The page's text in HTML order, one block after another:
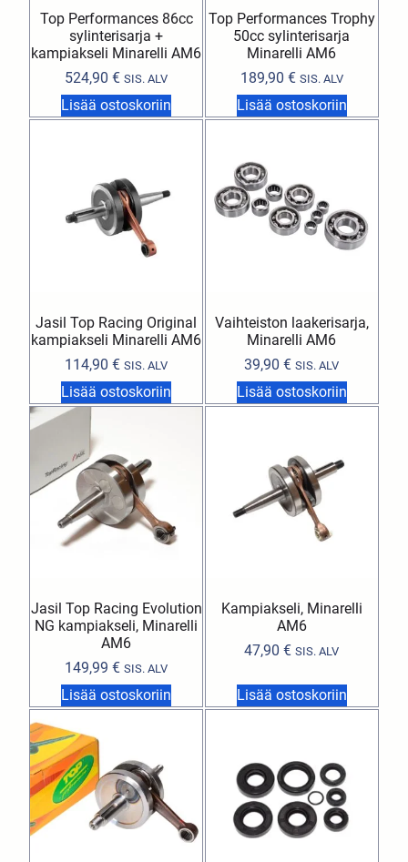
Top Performances 86cc
sylinterisarja +
kampiakseli Minarelli AM6
524,90€ SIS. ALV
Lisää ostoskoriin
Top Performances Trophy
50cc sylinterisarja
Minarelli AM6
189,90 € SIS. ALV
Lisää ostoskoriin
Jasil Top Racing Original
kampiakseli Minarelli AM6
114,90€ SIS. ALV
Lisää ostoskoriin
Vaihteiston laakerisarja,
Minarelli AM6
39,90€ SIS. ALV
Lisää ostoskoriin
Jasil Top Racing Evolution
NG kampiakseli, Minarelli
AM6
149,99€ SIS. ALV
Lisää ostoskoriin
Kampiakseli, Minarelli
AM6
47,90€ SIS. ALV
Lisää ostoskoriin